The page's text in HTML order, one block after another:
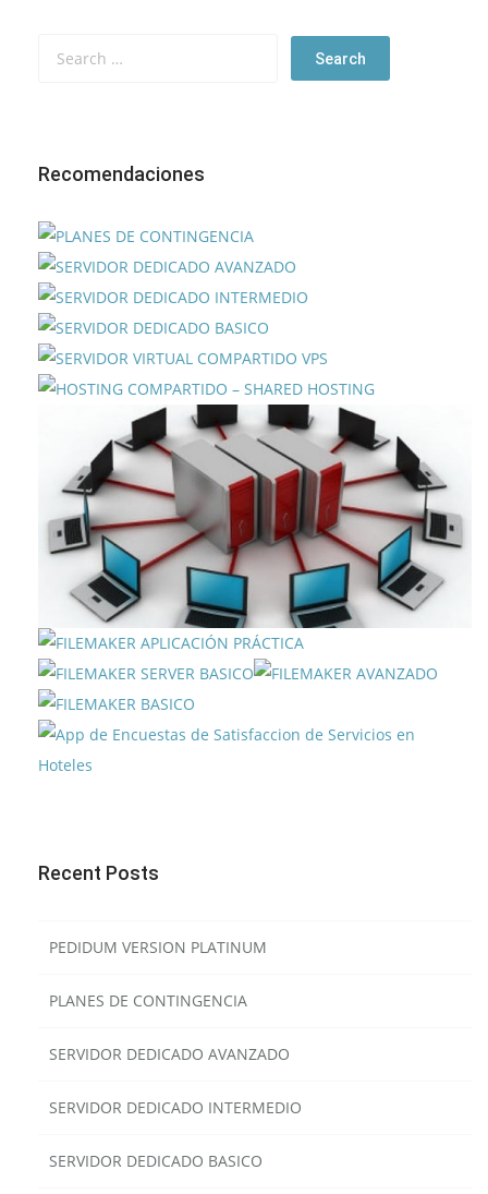
Recomendaciones
Recent Posts
PEDIDUM VERSION PLATINUM
PLANES DE CONTINGENCIA
SERVIDOR DEDICADO AVANZADO
SERVIDOR DEDICADO INTERMEDIO
SERVIDOR DEDICADO BASICO